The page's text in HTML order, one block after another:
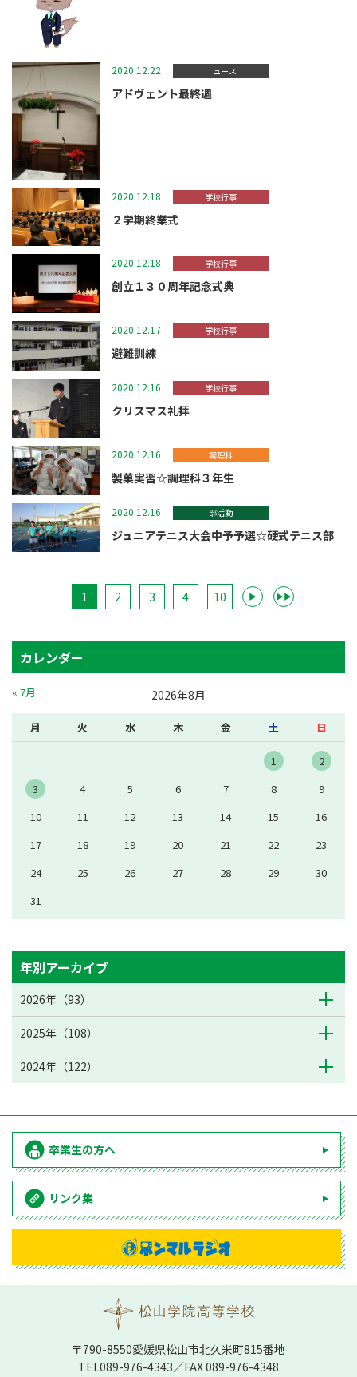
2020.12.22 ニュース
アドヴェント最終週
2020.12.18 学校行事
２学期終業式
2020.12.18 学校行事
創立１３０周年記念式典
2020.12.17 学校行事
避難訓練
2020.12.16 学校行事
クリスマス礼拝
2020.12.16 調理科
製菓実習☆調理科３年生
2020.12.16 部活動
ジュニアテニス大会中予予選☆硬式テニス部
1 2 3 4 10 ▶ ▶▶
カレンダー
2026年8月
月 火 水 木 金 土 日
1
2
3
4 5 6 7 8
9
10
11 12 13 14 15
16
17
18 19 20 21 22
23
24
25 26 27 28 29
30
31
« 7月
年別アーカイブ
2026年（93）
2025年（108）
2024年（122）
卒業生の方へ
リンク集
〒790-8550愛媛県松⼭市北久⽶町815番地
TEL089-976-4343／FAX 089-976-4348